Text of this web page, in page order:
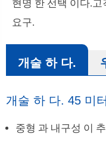
현명 한 선택 이다.고
요구.
개술 하 다.
개술 하 다. 45 미
중형 과 내구성 이